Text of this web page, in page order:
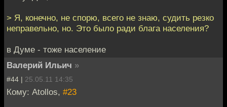
> Я, конечно, не спорю, всего не знаю, судить резко
неправельно, но. Это было ради блага населения?
в Думе - тоже население
Валерий Ильич »
#44 | 25.05.11 14:35
Кому: Atollos, #23